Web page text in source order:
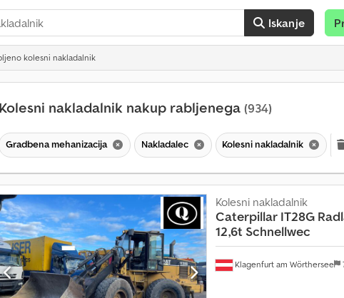
Iskanje
kolesni nakladalnik
Kolesni nakladalnik nakup rabljenega (934)
Gradbena mehanizacija Nakladalec Kolesni nakladalnik
Klagenfurt am Wörthersee
Kolesni nakladalnik
Caterpillar IT28G
12,6t Schnellwec
e